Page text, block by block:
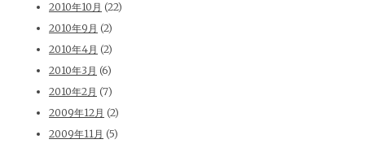
2010年10月 (22)
2010年9月 (2)
2010年4月 (2)
2010年3月 (6)
2010年2月 (7)
2009年12月 (2)
2009年11月 (5)